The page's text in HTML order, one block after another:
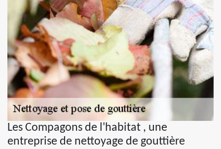
Les Compagons de l'habitat , une
entreprise de nettoyage de gouttière